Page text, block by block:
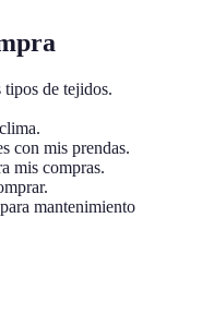
de tejidos.
con mis prendas.
mis compras.
mantenimiento